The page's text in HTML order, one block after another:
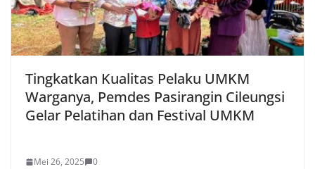
Tingkatkan Kualitas Pelaku UMKM
Warganya, Pemdes Pasirangin Cileungsi
Gelar Pelatihan dan Festival UMKM
Mei 26, 2025 0